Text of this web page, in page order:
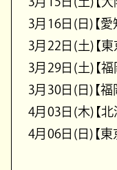
3月16日(日)【愛
3月22日(土)【東
3月29日(土)【福
3月30日(日)【福
4月03日(木)【
4月06日(日)【